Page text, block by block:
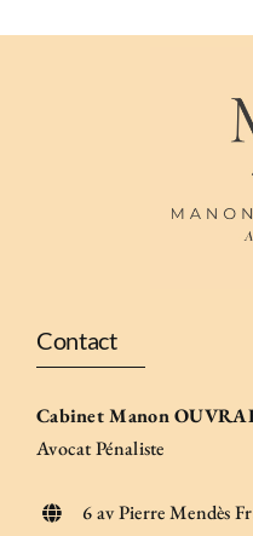
Contact
Cabinet Manon
Avocat Pénaliste
6 av Pierre Mendès